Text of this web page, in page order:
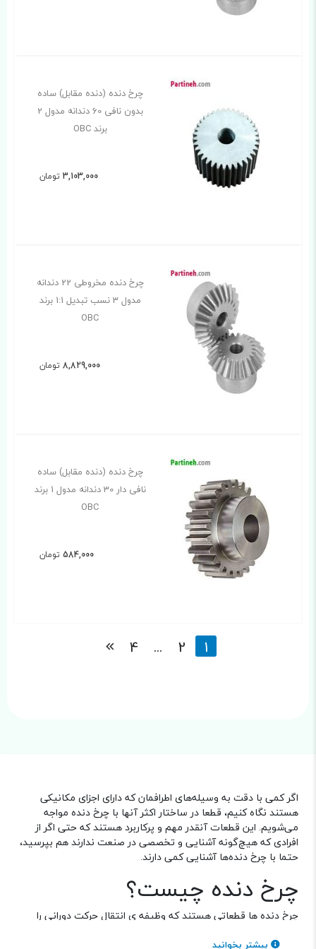
چرخ دنده (دنده مقابل) ساده
بدون نافی 60 دندانه مدول 2
برند OBC
3,103,000 تومان
چرخ دنده مخروطی 22 دندانه
مدول 3 نسب تبدیل 1:1 برند
OBC
8,829,000 تومان
چرخ دنده (دنده مقابل) ساده
نافی دار 30 دندانه مدول 1 برند
OBC
584,000 تومان
1
2
...
4
اگر کمی با دقت به وسیله‌های اطرافمان که دارای اجزای مکانیکی
هستند نگاه کنیم، قطعا در ساختار اکثر آنها با چرخ دنده مواجه
می‌شویم. این قطعات آنقدر مهم و پرکاربرد هستند که حتی اگر از
افرادی که هیچ‌گونه آشنایی و تخصصی در صنعت ندارند هم بپرسید،
حتما با چرخ‌ دنده‌ها آشنایی کمی دارند.
چرخ دنده چیست؟
چرخ‌ دنده‌ ها قطعاتی هستند که وظیفه ی انتقال حرکت دورانی را
گشتاور، افزایش یا کاهش سرعت، ایجاد زاویه معین بین شفت
بیشتر بخوانید